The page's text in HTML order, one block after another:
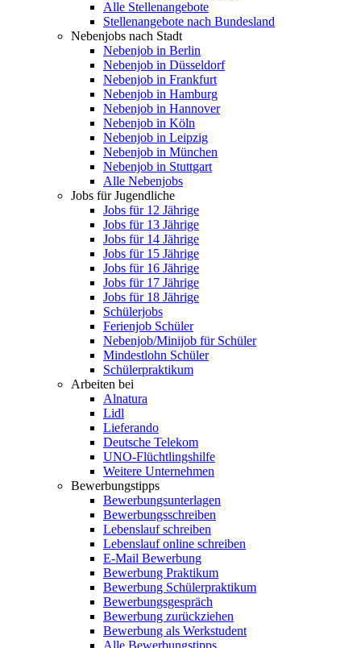
Alle Stellenangebote
Stellenangebote nach Bundesland
Nebenjobs nach Stadt
Nebenjob in Berlin
Nebenjob in Düsseldorf
Nebenjob in Frankfurt
Nebenjob in Hamburg
Nebenjob in Hannover
Nebenjob in Köln
Nebenjob in Leipzig
Nebenjob in München
Nebenjob in Stuttgart
Alle Nebenjobs
Jobs für Jugendliche
Jobs für 12 Jährige
Jobs für 13 Jährige
Jobs für 14 Jährige
Jobs für 15 Jährige
Jobs für 16 Jährige
Jobs für 17 Jährige
Jobs für 18 Jährige
Schülerjobs
Ferienjob Schüler
Nebenjob/Minijob für Schüler
Mindestlohn Schüler
Schülerpraktikum
Arbeiten bei
Alnatura
Lidl
Lieferando
Deutsche Telekom
UNO-Flüchtlingshilfe
Weitere Unternehmen
Bewerbungstipps
Bewerbungsunterlagen
Bewerbungsschreiben
Lebenslauf schreiben
Lebenslauf online schreiben
E-Mail Bewerbung
Bewerbung Praktikum
Bewerbung Schülerpraktikum
Bewerbungsgespräch
Bewerbung zurückziehen
Bewerbung als Werkstudent
Alle Bewerbungstipps